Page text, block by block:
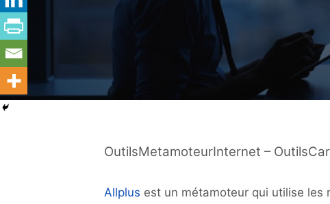
OutilsMetamoteurInternet –
Allplus est un métamoteur qui utilise les